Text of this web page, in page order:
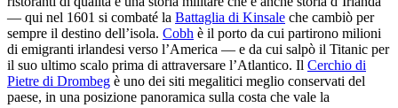
— qui nel 1601 si combaté la Battaglia di Kinsale che cambiò per
sempre il destino dell’isola. Cobh è il porto da cui partirono milioni
di emigranti irlandesi verso l’America — e da cui salpò il Titanic per
il suo ultimo scalo prima di attraversare l’Atlantico. Il Cerchio di
Pietre di Drombeg è uno dei siti megalitici meglio conservati del
paese, in una posizione panoramica sulla costa che vale la